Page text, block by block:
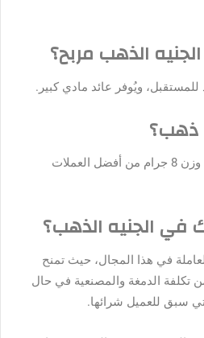
الذهب مربح؟
ويُوفر عائد مادي كبير.
ذهب؟
يُعد الجنيه الذهب عيار 21 ذا وزن 8 جرام من أفضل العملات
في الجنيه الذهب؟
في هذا المجال، حيث تمنح
تكلفة الدمغة والمصنعية في حال
سبق للعميل شرائها.